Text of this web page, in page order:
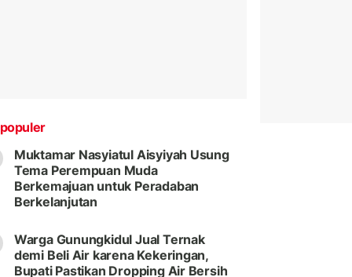
Muktamar Nasyiatul Aisyiyah Usung
Tema Perempuan Muda
Berkemajuan untuk Peradaban
Berkelanjutan
Warga Gunungkidul Jual Ternak
demi Beli Air karena Kekeringan,
Bupati Pastikan Dropping Air Bersih